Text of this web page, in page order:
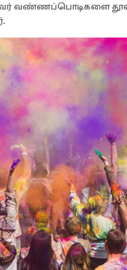
வண்ணப்பொடிகளை